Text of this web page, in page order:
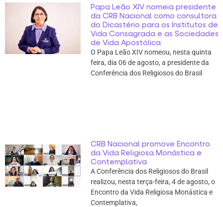
Papa Leão XIV nomeia presidente
da CRB Nacional como consultora
do Dicastério para os Institutos de
Vida Consagrada e as Sociedades
de Vida Apostólica
O Papa Leão XIV nomeou, nesta quinta
feira, dia 06 de agosto, a presidente da
Conferência dos Religiosos do Brasil
CRB Nacional promove Encontro
da Vida Religiosa Monástica e
Contemplativa
A Conferência dos Religiosos do Brasil
realizou, nesta terça-feira, 4 de agosto, o
Encontro da Vida Religiosa Monástica e
Contemplativa,